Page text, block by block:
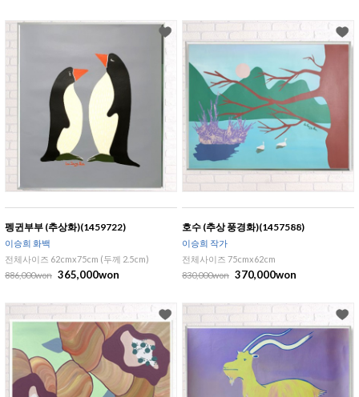
펭귄부부 (추상화)(1459722)
이승희 화백
전체사이즈 62cmx75cm (두께 2.5cm)
886,000won 365,000won
호수 (추상 풍경화)(1457588)
이승희 작가
전체사이즈 75cmx62cm
830,000won 370,000won